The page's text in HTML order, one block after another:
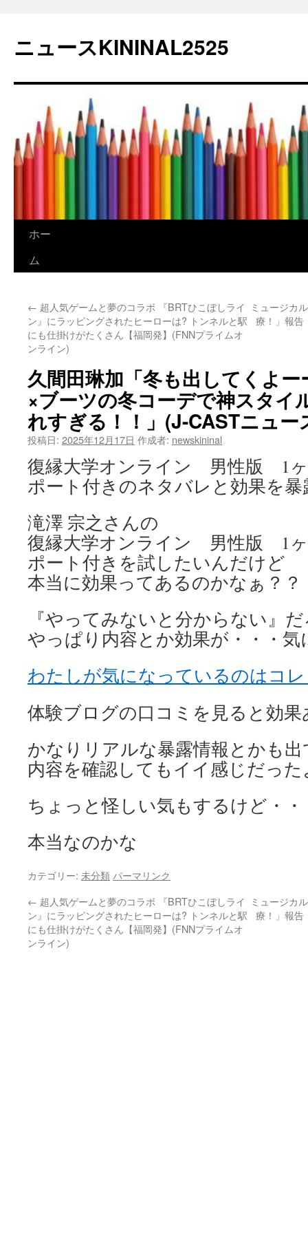
テ
ン
へ
ニュースKININAL2525
ホー
ム
← 超人気ゲームと夢のコラボ 『BRTひこぼしライ
ン』にラッピングされたヒーローは? トンネルと駅
にも仕掛けがたくさん【福岡発】(FNNプライムオ
ンライン)
ミュージカ
療！」報
久間田琳加「冬も出してくよ
×ブーツの冬コーデで神スタ
れすぎる！！」(J-CASTニュー
投稿日: 2025年12月17日 作成者: newskininal
復縁大学オンライン 男性版 1ヶ
ポート付きのネタバレと効果を暴
滝澤 宗之さんの
復縁大学オンライン 男性版 1ヶ
ポート付きを試したいんだけど
本当に効果ってあるのかなぁ？？
『やってみないと分からない』
やっぱり内容とか効果が・・・
わたしが気になっているのはコ
体験ブログの口コミを見ると効
かなりリアルな暴露情報とかも
内容を確認してもイイ感じだった
ちょっと怪しい気もするけど・・
本当なのかな
カテゴリー: 未分類 パーマリンク
← 超人気ゲームと夢のコラボ 『BRTひこぼしライ
ン』にラッピングされたヒーローは? トンネルと駅
にも仕掛けがたくさん【福岡発】(FNNプライムオ
ンライン)
ミュージカ
療！」報